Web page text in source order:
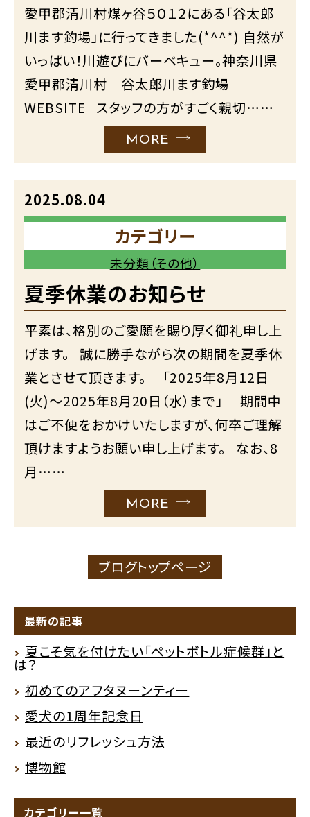
愛甲郡清川村煤ヶ谷５０１２にある「谷太郎
川ます釣場」に行ってきました(*^^*) 自然が
いっぱい！川遊びにバーベキュー。神奈川県
愛甲郡清川村 谷太郎川ます釣場
WEBSITE スタッフの方がすごく親切……
MORE
2025.08.04
カテゴリー
未分類（その他）
夏季休業のお知らせ
平素は、格別のご愛願を賜り厚く御礼申し上
げます。 誠に勝手ながら次の期間を夏季休
業とさせて頂きます。 「2025年8月12日
(火)～2025年8月20日（水）まで」 期間中
はご不便をおかけいたしますが、何卒ご理解
頂けますようお願い申し上げます。 なお、8
月……
MORE
ブログトップページ
最新の記事
夏こそ気を付けたい「ペットボトル症候群」と
は？
初めてのアフタヌーンティー
愛犬の1周年記念日
最近のリフレッシュ方法
博物館
カテゴリー一覧